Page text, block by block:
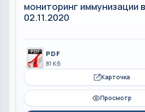
мониторинг иммунизации
02.11.2020
PDF
81 Кб
Карточка
Просмотр